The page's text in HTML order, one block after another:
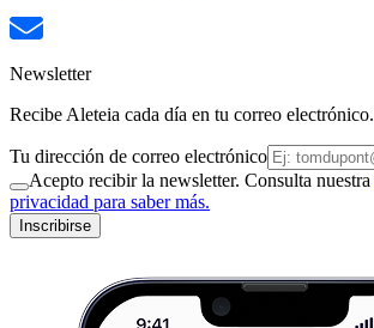
Newsletter
Recibe Aleteia cada día en tu correo electrónico.
Tu dirección de correo electrónico
Acepto recibir la newsletter. Consulta nuestra
privacidad para saber más.
Inscribirse